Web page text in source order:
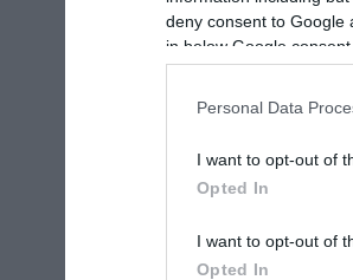
deny consent to Google
in below Google consent
Personal Data
I want to opt-out of
Opted In
I want to opt-out of
Opted In